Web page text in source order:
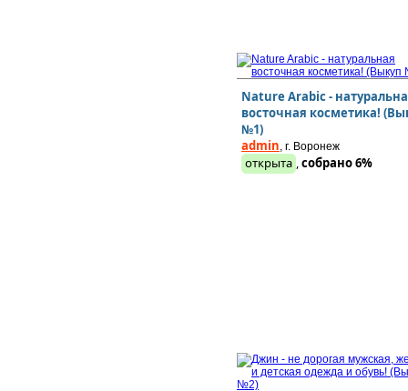
Nature Arabic -
восточная косметика!
№1)
admin, г. Воронеж
открыта ,собрано 6%